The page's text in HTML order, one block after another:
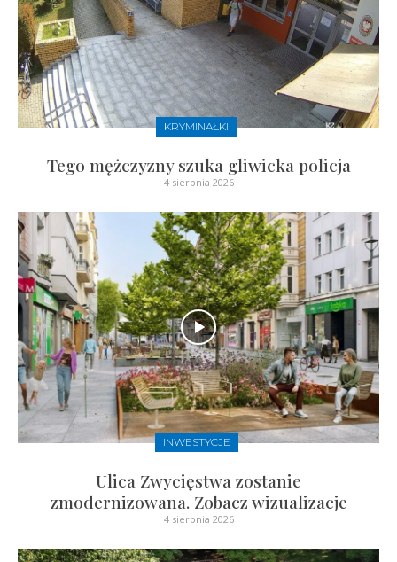
KRYMINAŁKI
Tego mężczyzny szuka gliwicka policja
4 sierpnia 2026
INWESTYCJE
Ulica Zwycięstwa zostanie
zmodernizowana. Zobacz wizualizacje
4 sierpnia 2026